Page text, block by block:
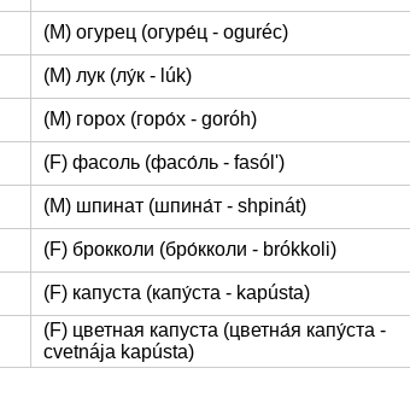
(M) огурец (огуре́ц - oguréc)
(M) лук (лу́к - lúk)
(M) горох (горо́х - goróh)
(F) фасоль (фасо́ль - fasól')
(M) шпинат (шпина́т - shpinát)
(F) брокколи (бро́кколи - brókkoli)
(F) капуста (капу́ста - kapústa)
(F) цветная капуста (цветна́я капу́ста -
cvetnája kapústa)